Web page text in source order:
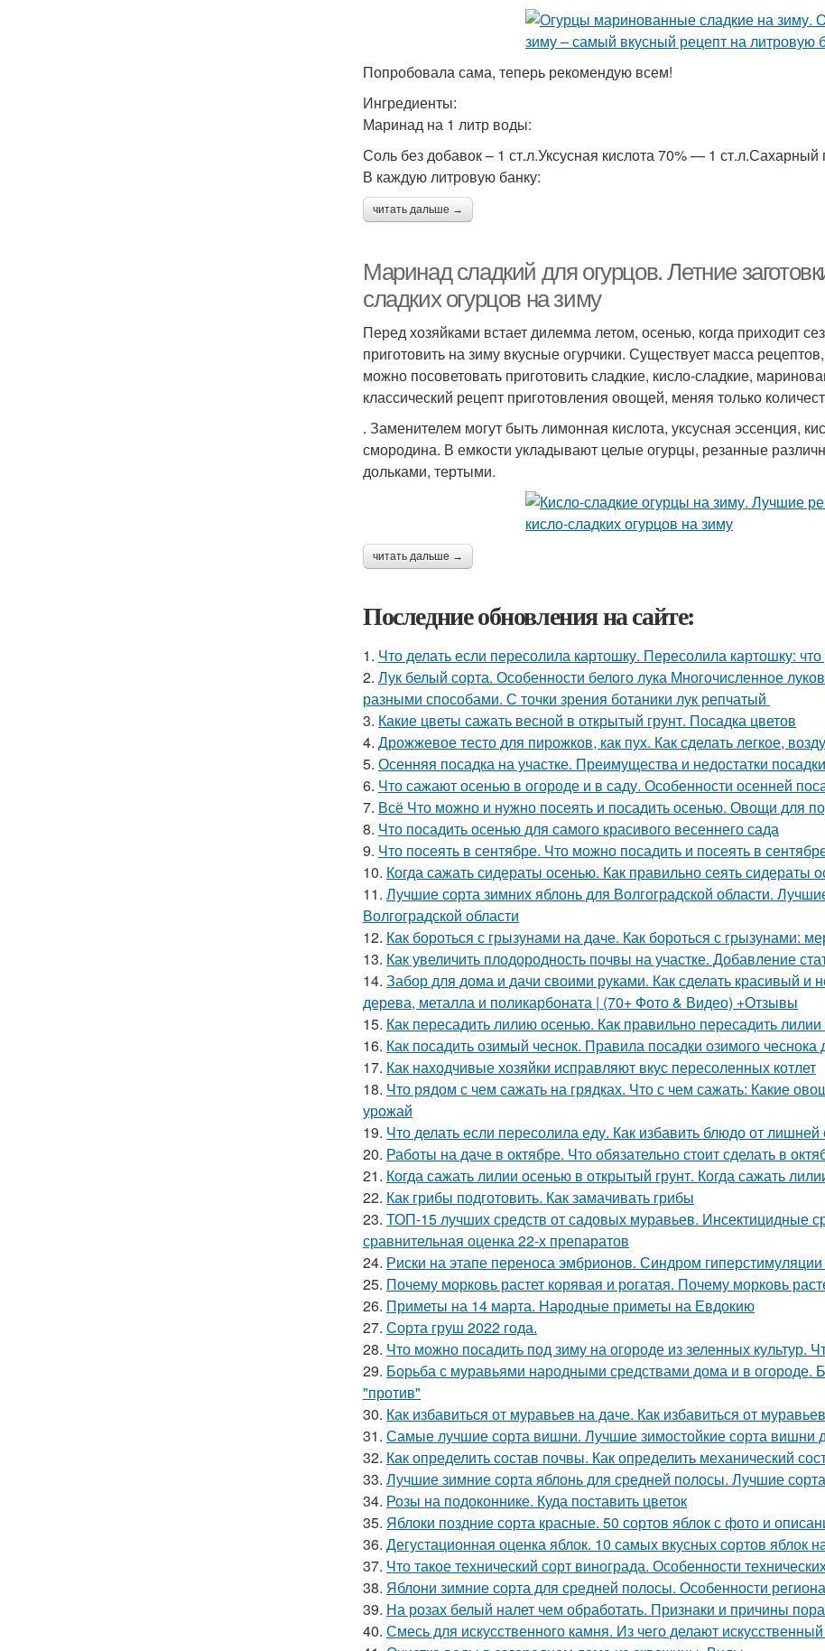
Попробовала сама, теперь рекомендую всем!
Ингредиенты:
Маринад на 1 литр воды:
Соль без добавок – 1 ст.л.Уксусная кислота 70% — 1 ст.л.Сахарный
В каждую литровую банку:
читать дальше →
Маринад сладкий для огурцов. Летние
сладких огурцов на зиму
Перед хозяйками встает дилемма летом, осенью, когда приходит
приготовить на зиму вкусные огурчики. Существует масса
можно посоветовать приготовить сладкие, кисло-сладкие,
классический рецепт приготовления овощей, меняя только
. Заменителем могут быть лимонная кислота, уксусная эссенция,
смородина. В емкости укладывают целые огурцы, резанные
дольками, тертыми.
читать дальше →
Последние обновления на сайте:
1. Что делать если пересолила картошку. Пересолила картошку: что
2. Лук белый сорта. Особенности белого лука Многочисленное
разными способами. С точки зрения ботаники лук репчатый
3. Какие цветы сажать весной в открытый грунт. Посадка цветов
4. Дрожжевое тесто для пирожков, как пух. Как сделать легкое,
5. Осенняя посадка на участке. Преимущества и недостатки
6. Что сажают осенью в огороде и в саду. Особенности осенней
7. Всё Что можно и нужно посеять и посадить осенью. Овощи для
8. Что посадить осенью для самого красивого весеннего сада
9. Что посеять в сентябре. Что можно посадить и посеять в
10. Когда сажать сидераты осенью. Как правильно сеять сидераты
11. Лучшие сорта зимних яблонь для Волгоградской области.
Волгоградской области
12. Как бороться с грызунами на даче. Как бороться с грызунами:
13. Как увеличить плодородность почвы на участке. Добавление
14. Забор для дома и дачи своими руками. Как сделать красивый и
дерева, металла и поликарбоната | (70+ Фото & Видео) +Отзывы
15. Как пересадить лилию осенью. Как правильно пересадить
16. Как посадить озимый чеснок. Правила посадки озимого
17. Как находчивые хозяйки исправляют вкус пересоленных котлет
18. Что рядом с чем сажать на грядках. Что с чем сажать: Какие
урожай
19. Что делать если пересолила еду. Как избавить блюдо от
20. Работы на даче в октябре. Что обязательно стоит сделать в
21. Когда сажать лилии осенью в открытый грунт. Когда сажать
22. Как грибы подготовить. Как замачивать грибы
23. ТОП-15 лучших средств от садовых муравьев. Инсектицидные
сравнительная оценка 22-х препаратов
24. Риски на этапе переноса эмбрионов. Синдром гиперстимуляции
25. Почему морковь растет корявая и рогатая. Почему морковь
26. Приметы на 14 марта. Народные приметы на Евдокию
27. Сорта груш 2022 года.
28. Что можно посадить под зиму на огороде из зеленных культур.
29. Борьба с муравьями народными средствами дома и в огороде.
"против"
30. Как избавиться от муравьев на даче. Как избавиться от
31. Самые лучшие сорта вишни. Лучшие зимостойкие сорта вишни
32. Как определить состав почвы. Как определить механический
33. Лучшие зимние сорта яблонь для средней полосы. Лучшие
34. Розы на подоконнике. Куда поставить цветок
35. Яблоки поздние сорта красные. 50 сортов яблок с фото и
36. Дегустационная оценка яблок. 10 самых вкусных сортов яблок
37. Что такое технический сорт винограда. Особенности
38. Яблони зимние сорта для средней полосы. Особенности региона
39. На розах белый налет чем обработать. Признаки и причины
40. Смесь для искусственного камня. Из чего делают